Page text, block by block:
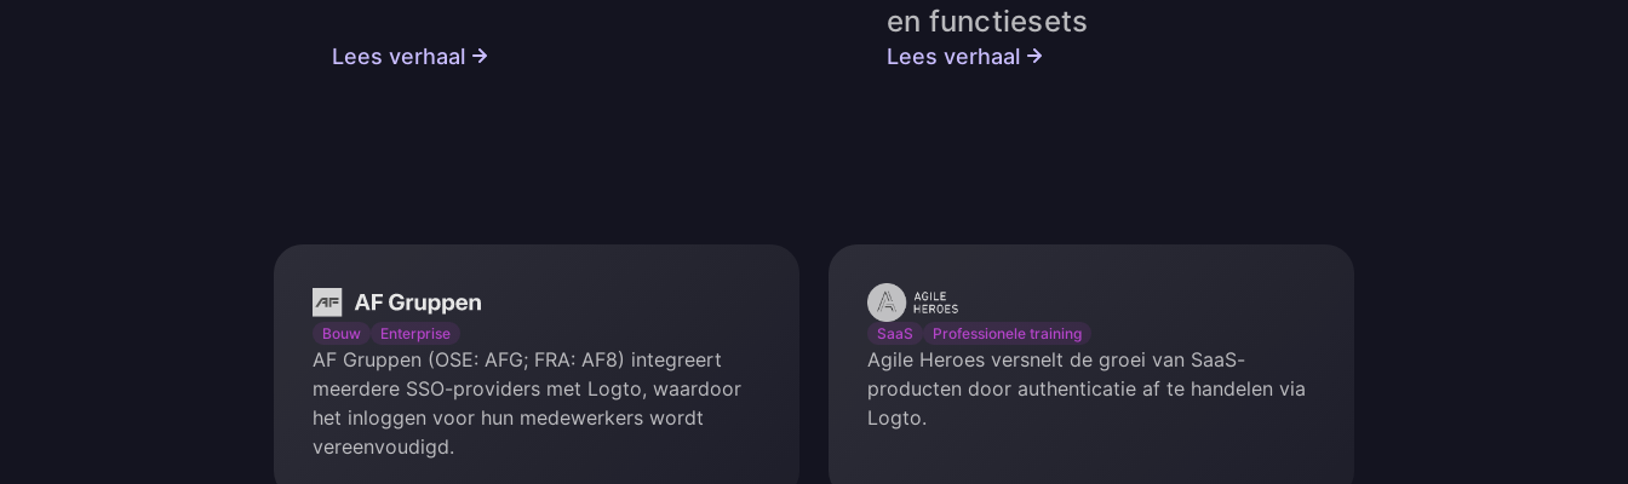
Lees verhaal
en functiesets
Lees verhaal
Bouw Enterprise
AF
Gruppen
AF Gruppen (OSE: AFG; FRA: AF8) integreert
meerdere SSO-providers met Logto, waardoor
het inloggen voor hun medewerkers wordt
vereenvoudigd.
SaaS Professionele training
Agile
Heroes
Agile Heroes versnelt de groei van SaaS-
producten door authenticatie af te handelen via
Logto.